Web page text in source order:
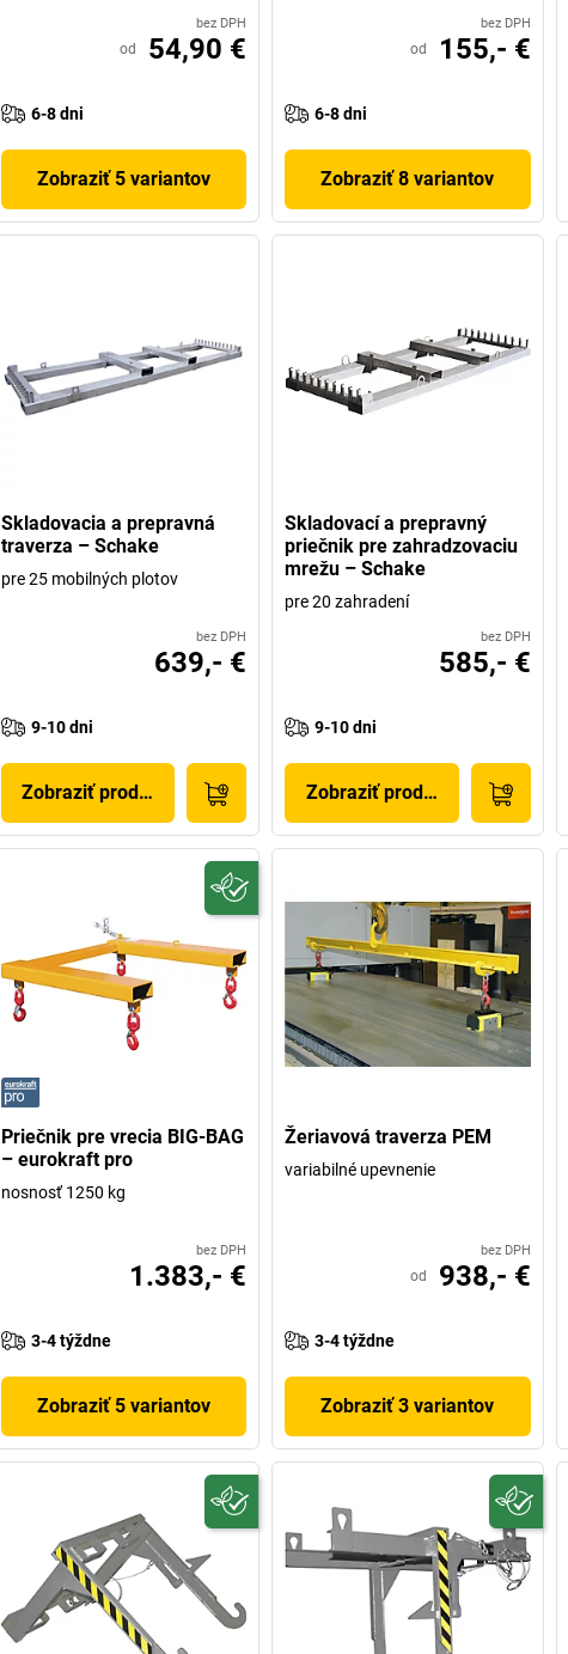
bez DPH
od 54,90 €
6-8 dni
Zobraziť 5 variantov
bez DPH
od 155,- €
6-8 dni
Zobraziť 8 variantov
Skladovacia a prepravná
traverza – Schake
pre 25 mobilných plotov
bez DPH
639,- €
9-10 dni
Zobraziť produkt
Skladovací a prepravný
priečnik pre zahradzovaciu
mrežu – Schake
pre 20 zahradení
bez DPH
585,- €
9-10 dni
Zobraziť produkt
Priečnik pre vrecia BIG-BAG
– eurokraft pro
nosnosť 1250 kg
bez DPH
1.383,- €
3-4 týždne
Zobraziť 5 variantov
Žeriavová traverza PEM
variabilné upevnenie
bez DPH
od 938,- €
3-4 týždne
Zobraziť 3 variantov